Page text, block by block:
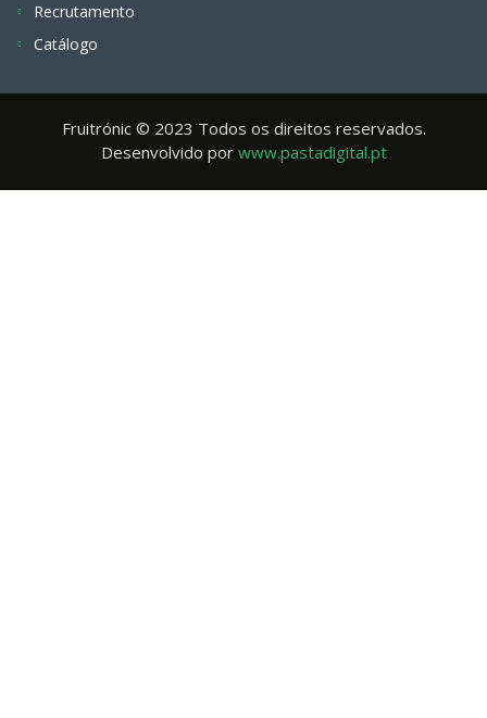
Recrutamento
Catálogo
Fruitrónic © 2023 Todos os direitos reservados.
Desenvolvido por www.pastadigital.pt